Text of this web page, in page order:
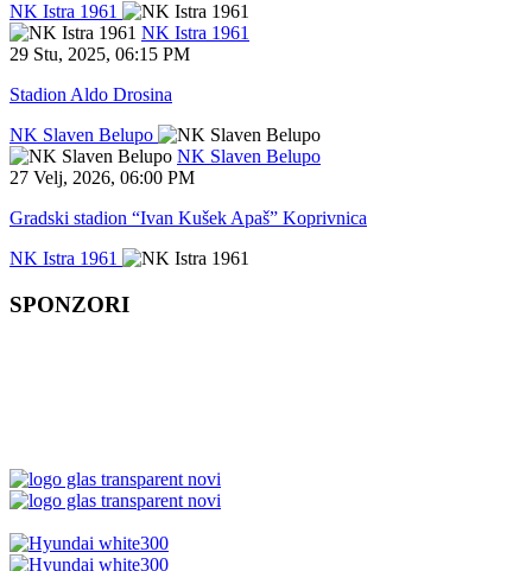
NK Istra 1961
NK Istra 1961
29 Stu, 2025, 06:15 PM
Stadion Aldo Drosina
NK Slaven Belupo
NK Slaven Belupo
27 Velj, 2026, 06:00 PM
Gradski stadion “Ivan Kušek Apaš” Koprivnica
NK Istra 1961
SPONZORI